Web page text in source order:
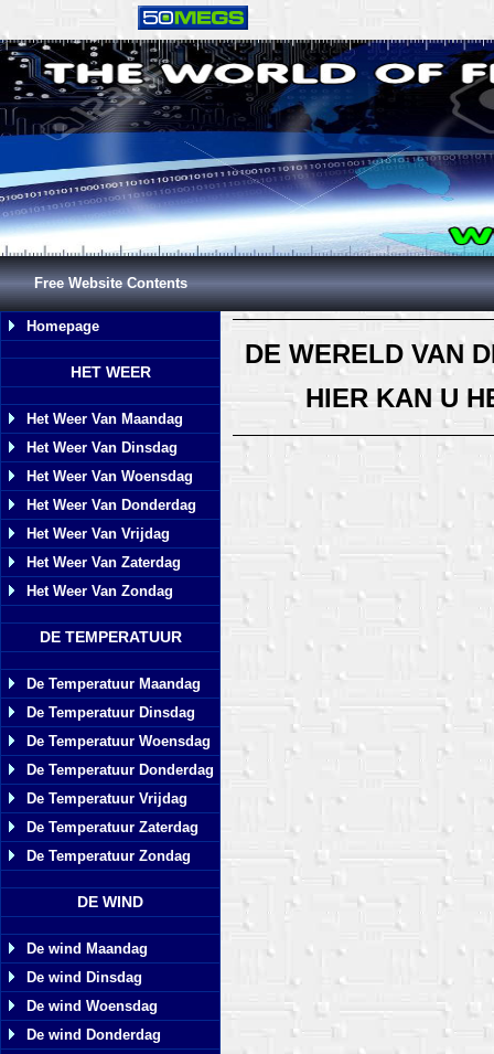
Free Website Contents
Homepage
HET WEER
Het Weer Van Maandag
Het Weer Van Dinsdag
Het Weer Van Woensdag
Het Weer Van Donderdag
Het Weer Van Vrijdag
Het Weer Van Zaterdag
Het Weer Van Zondag
DE TEMPERATUUR
De Temperatuur Maandag
De Temperatuur Dinsdag
De Temperatuur Woensdag
De Temperatuur Donderdag
De Temperatuur Vrijdag
De Temperatuur Zaterdag
De Temperatuur Zondag
DE WIND
De wind Maandag
De wind Dinsdag
De wind Woensdag
De wind Donderdag
DE WERELD VAN
HIER KAN U